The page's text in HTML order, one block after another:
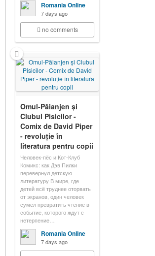
Romania Online
7 days ago
no comments
Omul-Păianjen și
Clubul Pisicilor -
Comix de David Piper
- revoluție în
literatura pentru copii
Человек-пёс и Кот-Клуб
Комикс: как Дэв Пилки
перевернул детскую
литературу В мире, где
детей всё труднее оторвать
от экранов, один человек
сумел превратить чтение в
событие, которого ждут с
нетерпение…
Romania Online
7 days ago